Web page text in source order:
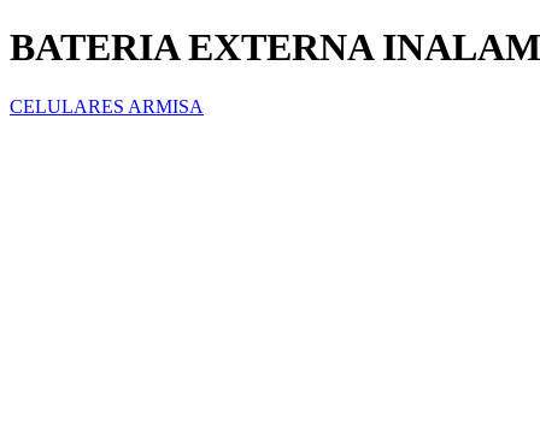
BATERIA EXTERNA
CELULARES ARMISA